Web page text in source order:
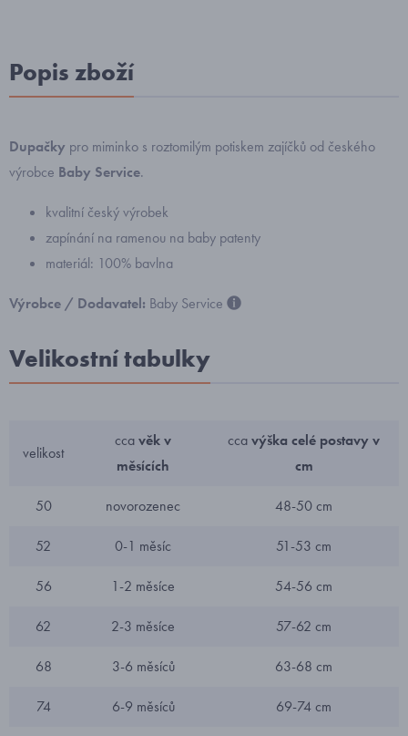
Popis zboží
Dupačky pro miminko s roztomilým potiskem zajíčků od českého
výrobce Baby Service.
kvalitní český výrobek
zapínání na ramenou na baby patenty
materiál: 100% bavlna
Výrobce / Dodavatel: Baby Service
Velikostní tabulky
velikost
ccavěk v
měsících
ccavýška celé postavy v
cm
50 novorozenec 48-50 cm
52 0-1 měsíc 51-53 cm
56 1-2 měsíce 54-56 cm
62 2-3 měsíce 57-62 cm
68 3-6 měsíců 63-68 cm
74 6-9 měsíců 69-74 cm